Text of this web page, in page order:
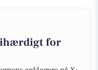
ihærdigt for